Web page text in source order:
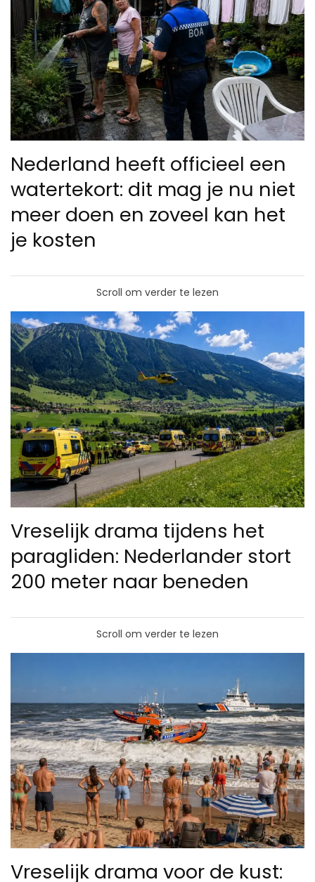
Nederland heeft officieel een
watertekort: dit mag je nu niet
meer doen en zoveel kan het
je kosten
Scroll om verder te lezen
Vreselijk drama tijdens het
paragliden: Nederlander stort
200 meter naar beneden
Scroll om verder te lezen
Vreselijk drama voor de kust: